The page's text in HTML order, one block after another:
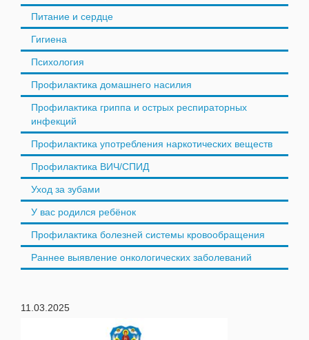
Питание и сердце
Гигиена
Психология
Профилактика домашнего насилия
Профилактика гриппа и острых респираторных
инфекций
Профилактика употребления наркотических веществ
Профилактика ВИЧ/СПИД
Уход за зубами
У вас родился ребёнок
Профилактика болезней системы кровообращения
Раннее выявление онкологических заболеваний
11.03.2025